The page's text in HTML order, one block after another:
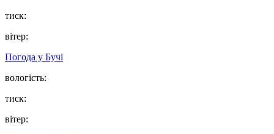
тиск:
вітер:
Погода у Бучі
вологість:
тиск:
вітер: